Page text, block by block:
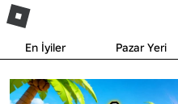
En İyiler Pazar Yeri